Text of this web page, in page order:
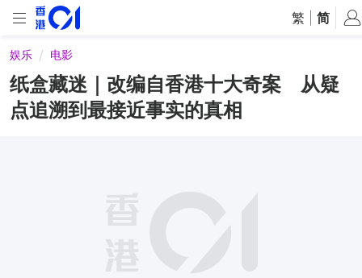
繁 简
娱乐 电影
纸盒藏迷｜改编自香港十大奇案 从疑
点追溯到最接近事实的真相